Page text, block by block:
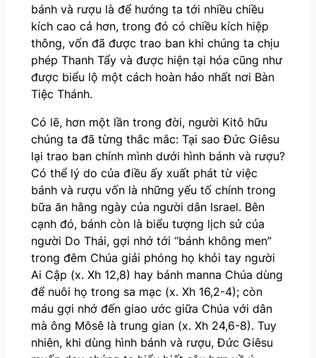
bánh và rượu là để hướng ta tới nhiều chiều
kích cao cả hơn, trong đó có chiều kích hiệp
thông, vốn đã được trao ban khi chúng ta chịu
phép Thanh Tẩy và được hiện tại hóa cũng như
được biểu lộ một cách hoàn hảo nhất nơi Bàn
Tiệc Thánh.
Có lẽ, hơn một lần trong đời, người Kitô hữu
chúng ta đã từng thắc mắc: Tại sao Đức Giêsu
lại trao ban chính mình dưới hình bánh và rượu?
Có thể lý do của điều ấy xuất phát từ việc
bánh và rượu vốn là những yếu tố chính trong
bữa ăn hằng ngày của người dân Israel. Bên
cạnh đó, bánh còn là biểu tượng lịch sử của
người Do Thái, gợi nhớ tới “bánh không men”
trong đêm Chúa giải phóng họ khỏi tay người
Ai Cập (x. Xh 12,8) hay bánh manna Chúa dùng
để nuôi họ trong sa mạc (x. Xh 16,2-4); còn
máu gợi nhớ đến giao ước giữa Chúa với dân
mà ông Môsê là trung gian (x. Xh 24,6-8). Tuy
nhiên, khi dùng hình bánh và rượu, Đức Giêsu